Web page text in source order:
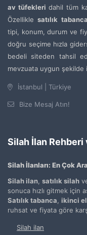
av tüfekleri dahil tüm
Özelliklesatılık tabanca
tipi, konum, durum ve
doğru seçime hızla
bedeli siteden tahsil
mevzuata uygun şekilde
İstanbul | Türkiye
Bize Mesaj Atın!
Silah İlan Rehberi
Silah İlanları: En Çok
Silah ilan, satılık silah
sonuca hızlı gitmek için
Satılık tabanca, ikinci
ruhsat ve fiyata göre
Silah ilan